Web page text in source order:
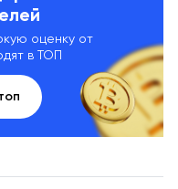
оценку от
в ТОП